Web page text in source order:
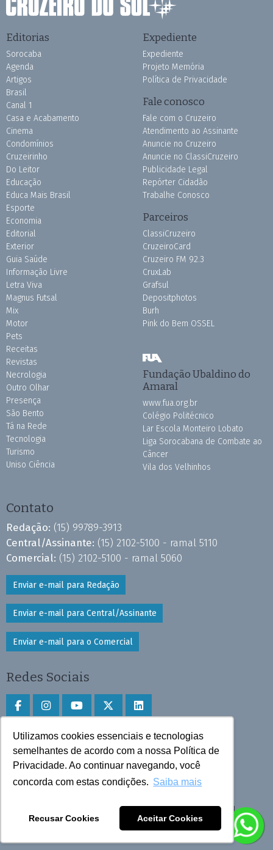
Utilizamos cookies essenciais e tecnologias
semelhantes de acordo com a nossa Política de
Privacidade. Ao continuar navegando, você
concorda com estas condições. Saiba mais
Recusar Cookies Aceitar Cookies
Editorias
Sorocaba
Agenda
Artigos
Brasil
Canal 1
Casa e Acabamento
Cinema
Condomínios
Cruzeirinho
Do Leitor
Educação
Educa Mais Brasil
Esporte
Economia
Editorial
Exterior
Guia Saúde
Informação Livre
Letra Viva
Magnus Futsal
Mix
Motor
Pets
Receitas
Revistas
Necrologia
Outro Olhar
Presença
São Bento
Tá na Rede
Tecnologia
Turismo
Uniso Ciência
Expediente
Expediente
Projeto Memória
Política de Privacidade
Fale conosco
Fale com o Cruzeiro
Atendimento ao Assinante
Anuncie no Cruzeiro
Anuncie no ClassiCruzeiro
Publicidade Legal
Repórter Cidadão
Trabalhe Conosco
Parceiros
ClassiCruzeiro
CruzeiroCard
Cruzeiro FM 92.3
CruxLab
Grafsul
Depositphotos
Burh
Pink do Bem OSSEL
Fundação Ubaldino do
Amaral
www.fua.org.br
Colégio Politécnico
Lar Escola Monteiro Lobato
Liga Sorocabana de Combate ao
Câncer
Vila dos Velhinhos
Contato
Redação: (15) 99789-3913
Central/Assinante: (15) 2102-5100 - ramal 5110
Comercial: (15) 2102-5100 - ramal 5060
Enviar e-mail para Redação
Enviar e-mail para Central/Assinante
Enviar e-mail para o Comercial
Redes Sociais
Faça download do aplicativo
Play Store e App Store
Todos os direitos reservados © 2025 Cruzeiro do Sul